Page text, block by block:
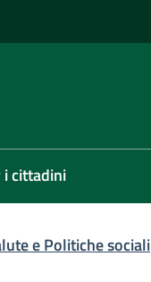
i cittadini
e Politiche sociali